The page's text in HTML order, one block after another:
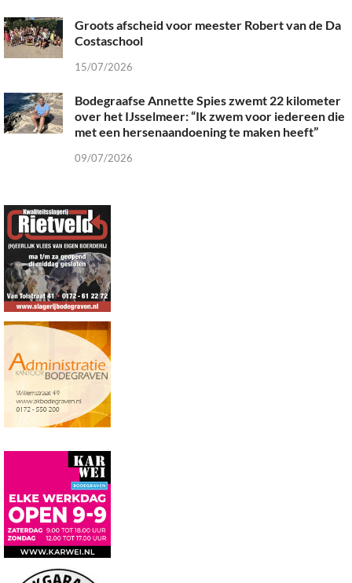
Groots afscheid voor meester Robert van de Da
Costaschool
15/07/2026
Bodegraafse Annette Spies zwemt 22 kilometer
over het IJsselmeer: “Ik zwem voor iedereen die
met een hersenaandoening te maken heeft”
09/07/2026